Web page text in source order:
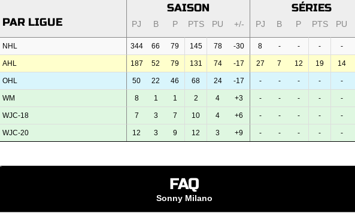
PAR LIGUE
SAISON SÉRIES
PJ B P PTS PU +/- PJ B P PTS PU
NHL 344 66 79 145 78 -30 8 - - - -
AHL 187 52 79 131 74 -17 27 7 12 19 14
OHL 50 22 46 68 24 -17 - - - - -
WM 8 1 1 2 4 +3 - - - - -
WJC-18 7 3 7 10 4 +6 - - - - -
WJC-20 12 3 9 12 3 +9 - - - - -
FAQ
Sonny Milano